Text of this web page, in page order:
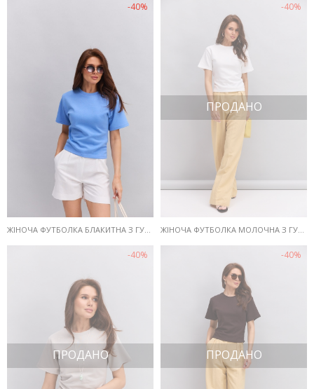
-40%
ЖІНОЧА ФУТБОЛКА БЛАКИТНА З ГУМКОЮ З БОКІВ
-40%
ПРОДАНО
ЖІНОЧА ФУТБОЛКА МОЛОЧНА З ГУМКОЮ З БОКІВ
-40%
ПРОДАНО
-40%
ПРОДАНО